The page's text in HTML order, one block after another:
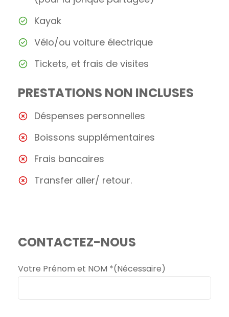
Kayak
Vélo/ou voiture électrique
Tickets, et frais de visites
PRESTATIONS NON INCLUSES
Déspenses personnelles
Boissons supplémentaires
Frais bancaires
Transfer aller/ retour.
CONTACTEZ-NOUS
Votre Prénom et NOM *(Nécessaire)